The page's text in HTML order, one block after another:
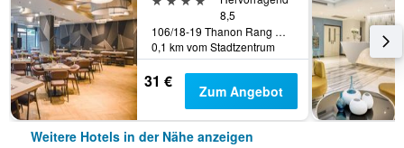
8,5
106/18-19 Thanon Rang Nam, Bangkok, Thailand
0,1 km vom Stadtzentrum
31 € Zum Angebot
Weitere Hotels in der Nähe anzeigen